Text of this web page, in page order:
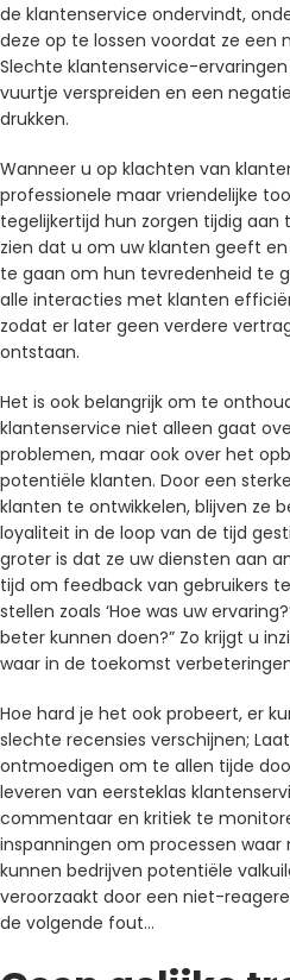
de klantenservice ondervindt,
deze op te lossen voordat ze een
Slechte klantenservice-
vuurtje verspreiden en een
drukken.
Wanneer u op klachten van
professionele maar vriendelijke
tegelijkertijd hun zorgen tijdig aan
zien dat u om uw klanten geeft
te gaan om hun tevredenheid te
alle interacties met klanten
zodat er later geen verdere
ontstaan.
Het is ook belangrijk om te
klantenservice niet alleen gaat
problemen, maar ook over het
potentiële klanten. Door een
klanten te ontwikkelen, blijven ze
loyaliteit in de loop van de tijd
groter is dat ze uw diensten aan
tijd om feedback van gebruikers
stellen zoals ‘Hoe was uw
beter kunnen doen?” Zo krijgt u
waar in de toekomst
Hoe hard je het ook probeert, er
slechte recensies verschijnen;
ontmoedigen om te allen tijde
leveren van eersteklas
commentaar en kritiek te
inspanningen om processen
kunnen bedrijven potentiële
veroorzaakt door een niet-
de volgende fout…